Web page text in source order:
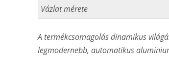
Vázlat mérete
A termékcsomagolás dinamikus
legmodernebb, automatikus